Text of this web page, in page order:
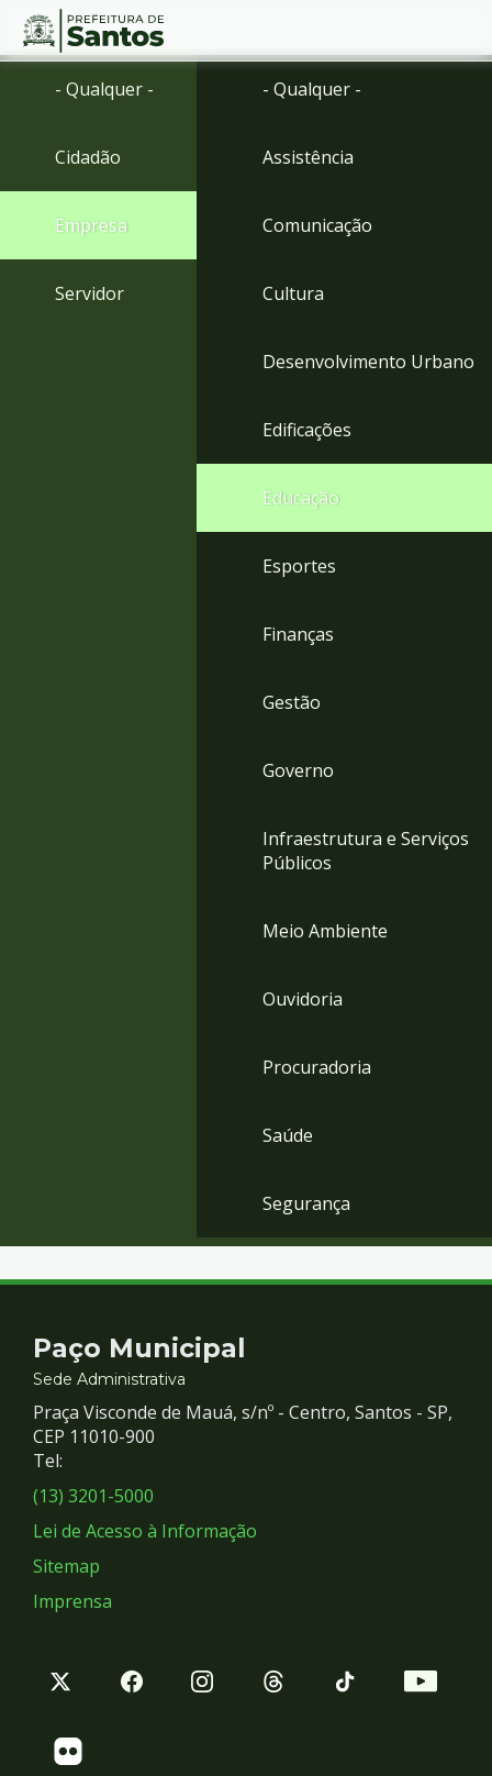
Ir
Ir
menu
Conteúdo
- Qualquer -
Cidadão
Empresa
Servidor
- Qualquer -
Assistência
Comunicação
Cultura
Desenvolvimento Urbano
Edificações
Educação
Esportes
Finanças
Gestão
Governo
Infraestrutura e Serviços
Públicos
Meio Ambiente
Ouvidoria
Procuradoria
Saúde
Segurança
Contato
e
Redes
Sociais
Paço Municipal
Sede Administrativa
Praça Visconde de Mauá, s/nº - Centro, Santos - SP,
CEP 11010-900
Tel:
(13) 3201-5000
Lei de Acesso à Informação
Sitemap
Imprensa